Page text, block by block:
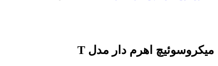
میکروسوئیچ اهرم دار مدل T